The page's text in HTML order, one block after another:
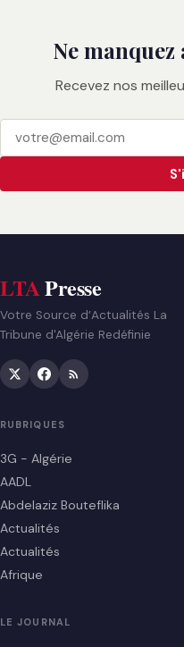
Ne
Recevez nos
LTAPresse
Votre Source d’Actualités La
Tribune d'Algérie Redéfinie
RUBRIQUES
3G - Algérie
AADL
Abdelaziz Bouteflika
Actualités
Actualités
Afrique
LE JOURNAL